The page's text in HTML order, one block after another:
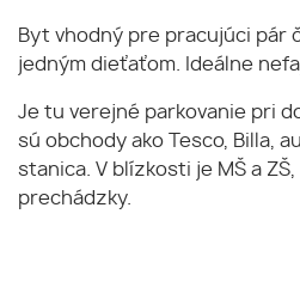
Byt vhodný pre pracujúci pár
jedným dieťaťom. Ideálne
Je tu verejné parkovanie pri
sú obchody ako Tesco, Billa,
stanica. V blízkosti je MŠ a
prechádzky.